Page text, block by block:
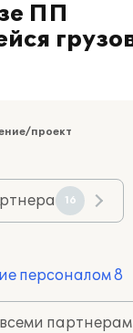
ПП
проект
16
персоналом 8